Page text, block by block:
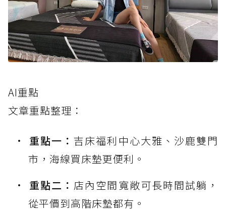
AI重點
文章重點整理：
重點一：吉床福利中心大雅、沙鹿雙門
市，海線買床墊更便利。
重點二： 店內空間寬敞可長時間試躺，
從平價到高階床墊都有。